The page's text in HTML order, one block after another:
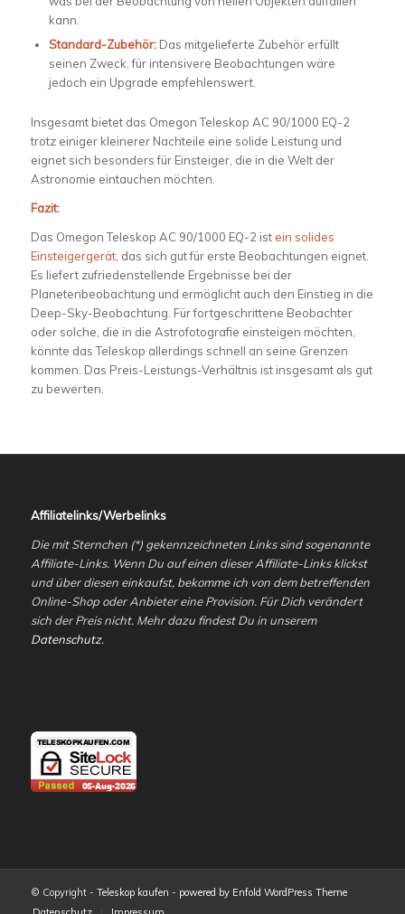
kann.
Standard-Zubehör:Das mitgelieferte Zubehör erfüllt
seinen Zweck, für intensivere Beobachtungen wäre
jedoch ein Upgrade empfehlenswert.
Insgesamt bietet das Omegon Teleskop AC 90/1000 EQ-2
trotz einiger kleinerer Nachteile eine solide Leistung und
eignet sich besonders für Einsteiger, die in die Welt der
Astronomie eintauchen möchten.
Fazit:
Das Omegon Teleskop AC 90/1000 EQ-2 ist ein solides
Einsteigergerät, das sich gut für erste Beobachtungen eignet.
Es liefert zufriedenstellende Ergebnisse bei der
Planetenbeobachtung und ermöglicht auch den Einstieg in die
Deep-Sky-Beobachtung. Für fortgeschrittene Beobachter
oder solche, die in die Astrofotografie einsteigen möchten,
könnte das Teleskop allerdings schnell an seine Grenzen
kommen. Das Preis-Leistungs-Verhältnis ist insgesamt als gut
zu bewerten.
Affiliatelinks/Werbelinks
Die mit Sternchen (*) gekennzeichneten Links sind sogenannte
Affiliate-Links. Wenn Du auf einen dieser Affiliate-Links klickst
und über diesen einkaufst, bekomme ich von dem betreffenden
Online-Shop oder Anbieter eine Provision. Für Dich verändert
sich der Preis nicht. Mehr dazu findest Du in unserem
Datenschutz.
© Copyright - Teleskop kaufen - powered by Enfold WordPress Theme